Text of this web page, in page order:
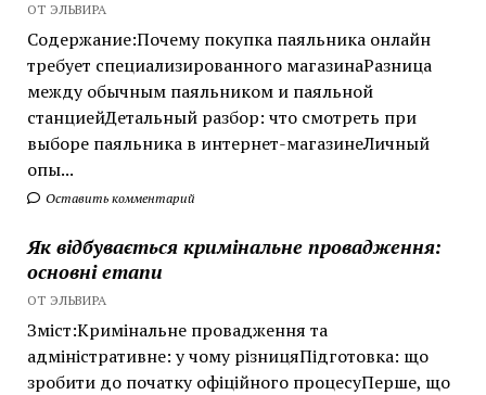
ОТ ЭЛЬВИРА
Содержание:Почему покупка паяльника онлайн
требует специализированного магазинаРазница
между обычным паяльником и паяльной
станциейДетальный разбор: что смотреть при
выборе паяльника в интернет-магазинеЛичный
опы...
Оставить комментарий
Як відбувається кримінальне провадження:
основні етапи
ОТ ЭЛЬВИРА
Зміст:Кримінальне провадження та
адміністративне: у чому різницяПідготовка: що
зробити до початку офіційного процесуПерше, що